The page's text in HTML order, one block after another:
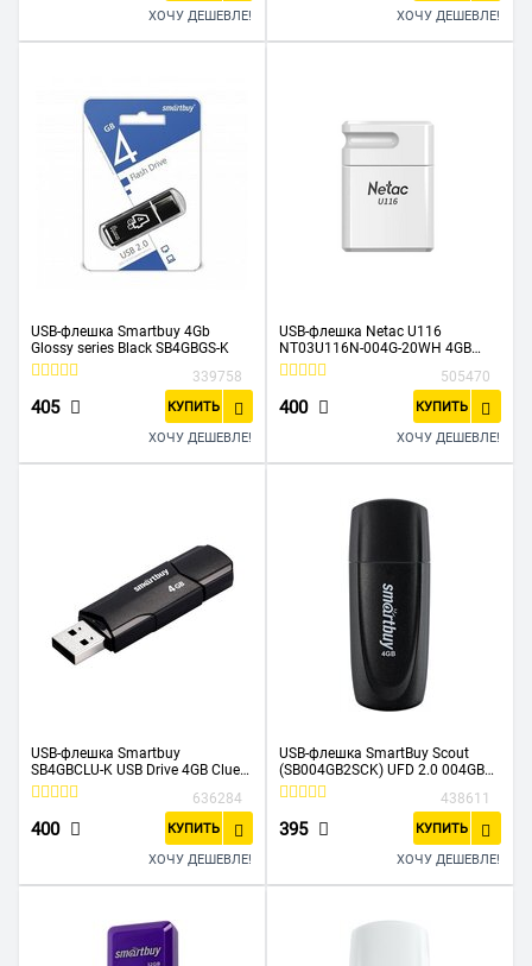
ХОЧУ ДЕШЕВЛЕ! ХОЧУ ДЕШЕВЛЕ!
USB-флешка Smartbuy 4Gb
Glossy series Black SB4GBGS-K
339758
405 КУПИТЬ
ХОЧУ ДЕШЕВЛЕ!
USB-флешка Netac U116
NT03U116N-004G-20WH 4GB
USB2.0 белый
505470
400 КУПИТЬ
ХОЧУ ДЕШЕВЛЕ!
USB-флешка Smartbuy
SB4GBCLU-K USB Drive 4GB Clue
Black
636284
400 КУПИТЬ
ХОЧУ ДЕШЕВЛЕ!
USB-флешка SmartBuy Scout
(SB004GB2SCK) UFD 2.0 004GB
Black
438611
395 КУПИТЬ
ХОЧУ ДЕШЕВЛЕ!